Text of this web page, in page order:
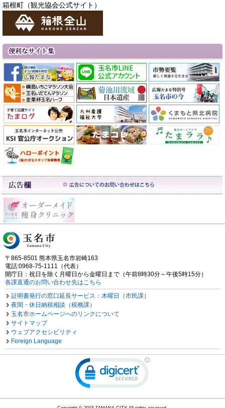
箱根町（観光協会公式サイト）
〒865-8501 熊本県玉名市岩崎163
電話:0968-75-1111（代表）
開庁日：祝日を除く月曜日から金曜日まで（午前8時30分～午後5時15分）
各課直通のお問い合わせ先はこちら
証明書発行の窓口延長サービス：木曜日（市民課）
夜間・休日納税相談（税務課）
玉名市ホームページへのリンクについて
サイトマップ
ウェブアクセシビリティ
Foreign Language